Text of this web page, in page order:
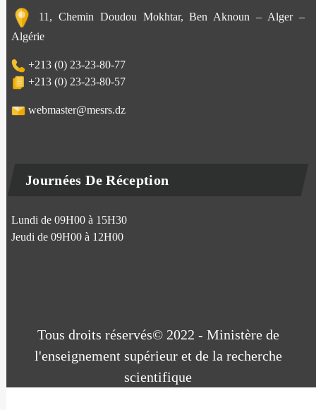
11, Chemin Doudou Mokhtar, Ben Aknoun – Alger –
Algérie
+213 (0) 23-23-80-77
+213 (0) 23-23-80-57
webmaster@mesrs.dz
Journées De Réception
Lundi de 09H00 à 15H30
Jeudi de 09H00 à 12H00
Tous droits réservés© 2022 - Ministère de
l'enseignement supérieur et de la recherche
scientifique